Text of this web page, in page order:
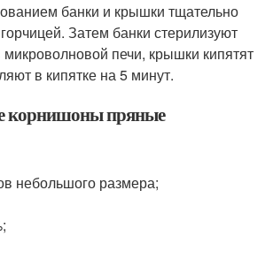
банки и крышки тщательно
Затем банки стерилизуют
печи, крышки кипятят
в кипятке на 5 минут.
корнишоны пряные
небольшого размера;